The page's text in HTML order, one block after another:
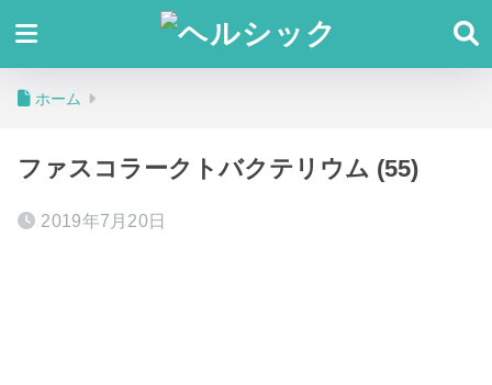
ホーム
ファスコラークトバクテリウム (55)
2019年7月20日